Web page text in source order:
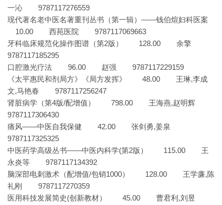
一沁 9787117276559
现代著名老中医名著重刊丛书（第一辑）——钱伯煊妇科医案
10.00 西苑医院 9787117069663
牙科临床规范化操作图谱（第2版） 128.00 余擎
9787117185295
口腔激光疗法 96.00 赵强 9787117229159
《太平惠民和剂局方》《局方发挥》 48.00 王琳,李成
文,马艳春 9787117256247
肾脏病学（第4版/配增值） 798.00 王海燕,赵明辉
9787117306430
痛风——中医自我保健 42.00 张剑勇,姜泉
9787117325325
中医药学高级丛书——中医内科学(第2版） 115.00 王
永炎等 9787117134392
脑深部电刺激术（配增值/包销1000） 128.00 王学廉,陈
礼刚 9787117270359
医用科技发展简史(创新教材） 45.00 曹君利,刘昱